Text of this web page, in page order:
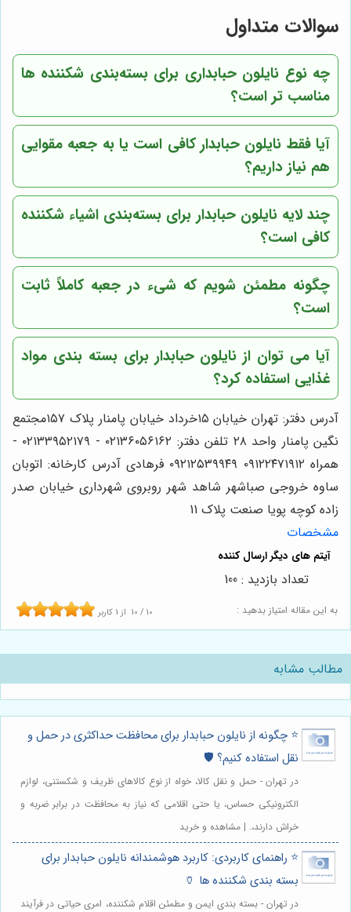
سوالات متداول
چه نوع نایلون حبابداری برای بسته‌بندی شکننده ها
مناسب تر است؟
آیا فقط نایلون حبابدار کافی است یا به جعبه مقوایی
هم نیاز داریم؟
چند لایه نایلون حبابدار برای بسته‌بندی اشیاء شکننده
کافی است؟
چگونه مطمئن شویم که شیء در جعبه کاملاً ثابت
است؟
آیا می توان از نایلون حبابدار برای بسته بندی مواد
غذایی استفاده کرد؟
آدرس دفتر: تهران خیابان ۱۵خرداد خیابان پامنار پلاک ۱۵۷مجتمع
نگین پامنار واحد ۲۸ تلفن دفتر: ۰۲۱۳۶۰۵۶۱۶۲ - ۰۲۱۳۳۹۵۲۱۷۹ -
همراه ۰۹۱۲۲۴۷۱۹۱۲ ۰۹۲۱۲۵۳۹۹۴۹ فرهادی آدرس کارخانه: اتوبان
ساوه خروجی صباشهر شاهد شهر روبروی شهرداری خیابان صدر
زاده کوچه پویا صنعت پلاک 11
مشخصات
به این مقاله امتیاز بدهید : 10 / 10 از 1 کاربر
تعداد بازدید : 100
مطالب مشابه
⭐️ چگونه از نایلون حبابدار برای محافظت حداکثری در حمل و
نقل استفاده کنیم؟ 🛡️
در تهران - حمل و نقل کالا، خواه از نوع کالاهای ظریف و شکستنی، لوازم
الکترونیکی حساس، یا حتی اقلامی که نیاز به محافظت در برابر ضربه و
خراش دارند،. | مشاهده و خرید
⭐️ راهنمای کاربردی: کاربرد هوشمندانه نایلون حبابدار برای
بسته بندی شکننده ها 🏺
در تهران - بسته بندی ایمن و مطمئن اقلام شکننده، امری حیاتی در فرآیند